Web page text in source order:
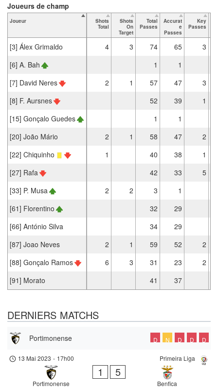
Joueur
Shots
Total
Shots
On
Target
Total
Passes
Accurat
e
Passes
Key
Passes
[3] Álex Grimaldo 4 3 74 65
3
[6] A. Bah
1
1
[7] David Neres
2 1 57 47
3
[8] F. Aursnes
52 39
1
[15] Gonçalo Guedes
1
1
[20] João Mário
2 1 58 47
2
[22] Chiquinho
1 40 38
1
[27] Rafa
42 33
5
[33] P. Musa
2 2 3
1
[61] Florentino
32
29
[66] António Silva
34
29
[87] Joao Neves
2 1 59 52
2
[88] Gonçalo Ramos
6 3 31 23
2
[91] Morato
41 37
Joueurs de champ
DERNIERS MATCHS
Portimonense D N D D D
Primeira Liga
13 Mai 2023 - 17h00
Portimonense
1 5
Benfica